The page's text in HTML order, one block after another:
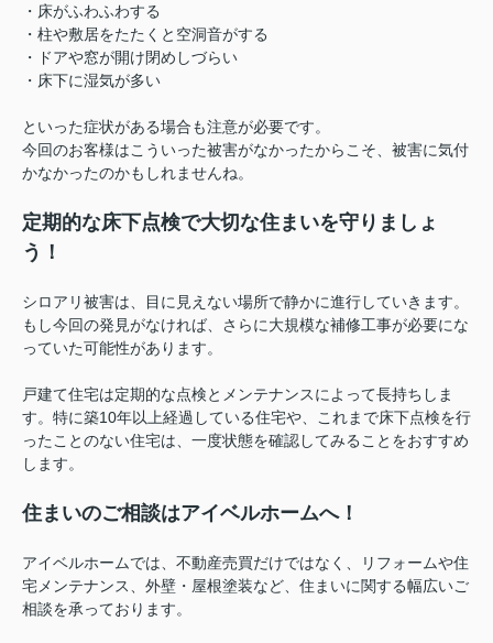
・床がふわふわする
・柱や敷居をたたくと空洞音がする
・ドアや窓が開け閉めしづらい
・床下に湿気が多い
といった症状がある場合も注意が必要です。
今回のお客様はこういった被害がなかったからこそ、被害に気付
かなかったのかもしれませんね。
定期的な床下点検で大切な住まいを守りましょ
う！
シロアリ被害は、目に見えない場所で静かに進行していきます。
もし今回の発見がなければ、さらに大規模な補修工事が必要にな
っていた可能性があります。
戸建て住宅は定期的な点検とメンテナンスによって長持ちしま
す。特に築10年以上経過している住宅や、これまで床下点検を行
ったことのない住宅は、一度状態を確認してみることをおすすめ
します。
住まいのご相談はアイベルホームへ！
アイベルホームでは、不動産売買だけではなく、リフォームや住
宅メンテナンス、外壁・屋根塗装など、住まいに関する幅広いご
相談を承っております。